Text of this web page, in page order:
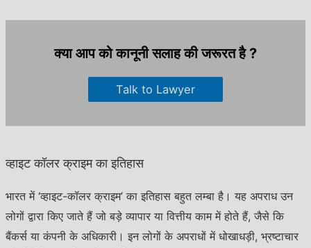
क्या आप को कानूनी सलाह की जरूरत है ?
Talk to Lawyer
व्हाइट कॉलर क्राइम का इतिहास
भारत में ‘व्हाइट-कॉलर क्राइम’ का इतिहास बहुत लम्बा है। यह अपराध उन
लोगों द्वारा किए जाते हैं जो बड़े व्यापार या वित्तीय काम में होते हैं, जैसे कि
बैंकर्स या कंपनी के अधिकारी। इन लोगों के अपराधों में धोखाधड़ी, भ्रष्टाचार